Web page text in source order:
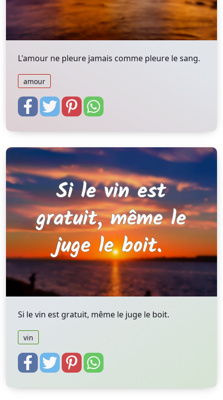
L'amour ne pleure jamais comme pleure le sang.
amour
Si le vin est gratuit, même le juge le boit.
vin